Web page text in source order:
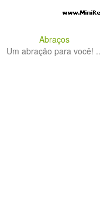
Abraços
Um abração para você!